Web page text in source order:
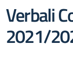
Verbali
2021/